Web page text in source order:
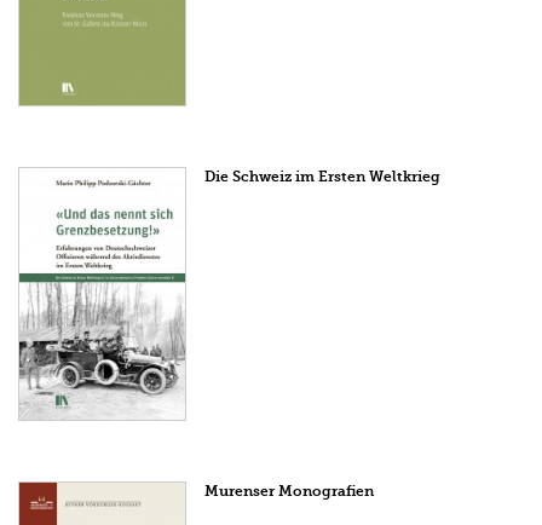
Die Schweiz im Ersten Weltkrieg
Murenser Monografien